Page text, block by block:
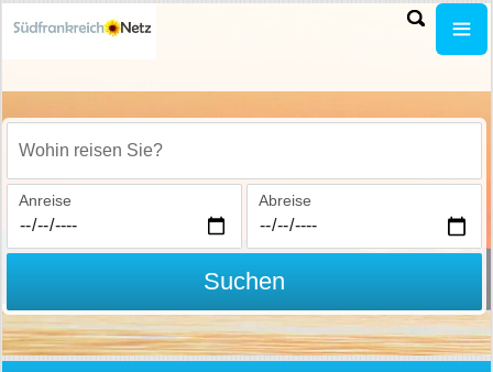
Wohin reisen Sie?
Anreise Abreise
Suchen